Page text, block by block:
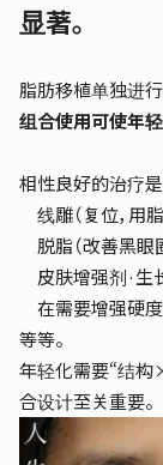
显著。
脂肪移植单独进行
组合使用可使年
相性良好的治疗
线雕（复位，用
脱脂（改善黑眼
皮肤增强剂·生
在需要增强硬
等等。
年轻化需要“结
合设计至关重要。